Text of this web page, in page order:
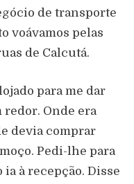
de transporte
voávamos pelas
de Calcutá.
para me dar
redor. Onde era
devia comprar
Pedi-lhe para
à recepção. Disse